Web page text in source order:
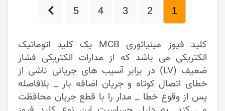
1
2
3
4
5
کلید فیوز مینیاتوری MCB یک کلید اتوماتیک
الکتریکی می باشد که از مدارات الکتریکی فشار
ضعیف (LV) در برابر آسیب های جریانی ناشی از
خطای اتصال کوتاه و جریان اضافه بار _ بلافاصله
پس از وقوع خطا _ مدار را با قطع جریان محافظت